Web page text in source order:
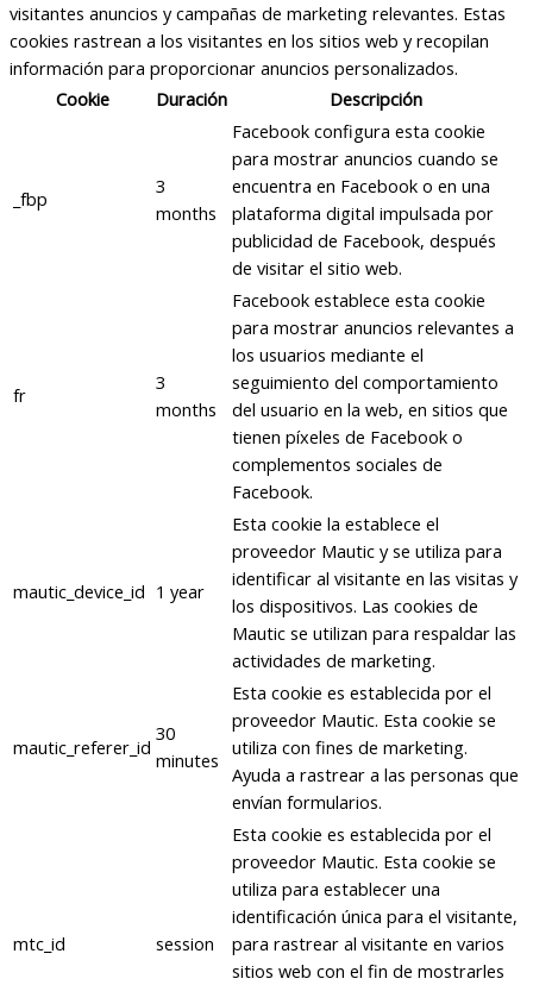
visitantes anuncios y campañas de marketing relevantes. Estas
cookies rastrean a los visitantes en los sitios web y recopilan
información para proporcionar anuncios personalizados.
Cookie
Duración Descripción
_fbp
3
months
Facebook configura esta cookie
para mostrar anuncios cuando se
encuentra en Facebook o en una
plataforma digital impulsada por
publicidad de Facebook, después
de visitar el sitio web.
fr
3
months
Facebook establece esta cookie
para mostrar anuncios relevantes a
los usuarios mediante el
seguimiento del comportamiento
del usuario en la web, en sitios que
tienen píxeles de Facebook o
complementos sociales de
Facebook.
mautic_device_id 1 year
Esta cookie la establece el
proveedor Mautic y se utiliza para
identificar al visitante en las visitas y
los dispositivos. Las cookies de
Mautic se utilizan para respaldar las
actividades de marketing.
mautic_referer_id
30
minutes
Esta cookie es establecida por el
proveedor Mautic. Esta cookie se
utiliza con fines de marketing.
Ayuda a rastrear a las personas que
envían formularios.
mtc_id session
Esta cookie es establecida por el
proveedor Mautic. Esta cookie se
utiliza para establecer una
identificación única para el visitante,
para rastrear al visitante en varios
sitios web con el fin de mostrarles